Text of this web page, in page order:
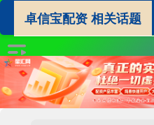
卓信宝配资 相关话题